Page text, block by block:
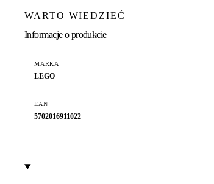
WARTO WIEDZIEĆ
Informacje o produkcie
MARKA
LEGO
EAN
5702016911022